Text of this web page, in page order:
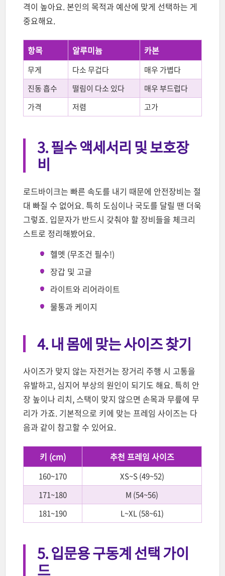
격이 높아요. 본인의 목적과 예산에 맞게 선택하는 게
중요해요.
항목 알루미늄 카본
무게 다소 무겁다
매우 가볍다
진동 흡수
떨림이 다소 있다
매우 부드럽다
가격
저렴 고가
3. 필수 액세서리 및 보호장
비
로드바이크는 빠른 속도를 내기 때문에 안전장비는 절
대 빠질 수 없어요. 특히 도심이나 국도를 달릴 땐 더욱
그렇죠. 입문자가 반드시 갖춰야 할 장비들을 체크리
스트로 정리해봤어요.
헬멧 (무조건 필수!)
장갑 및 고글
라이트와 리어라이트
물통과 케이지
4. 내 몸에 맞는 사이즈 찾기
사이즈가 맞지 않는 자전거는 장거리 주행 시 고통을
유발하고, 심지어 부상의 원인이 되기도 해요. 특히 안
장 높이나 리치, 스택이 맞지 않으면 손목과 무릎에 무
리가 가죠. 기본적으로 키에 맞는 프레임 사이즈는 다
음과 같이 참고할 수 있어요.
키 (cm) 추천 프레임 사이즈
160~170
XS~S (49~52)
171~180
M (54~56)
181~190
L~XL (58~61)
5. 입문용 구동계 선택 가이
드